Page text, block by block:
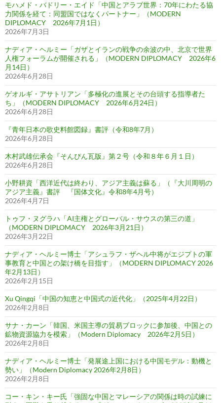
モハメド・バドリー・エイド「中国とアラブ世界：70年にわたる協
力関係を経て：同盟国ではなくパートナー」（MODERN
DIPLOMACY 2026年7月1日）
2026年7月3日
ナディア・ヘルミー「ガザとイランの戦争の余波の中、北京で世界
人権フォーラムが開催される」（MODERN DIPLOMACY 2026年6
月14日）
2026年6月28日
ゲオルギ・アサトリアン「多極化の進展とその台頭する指導者た
ち」（MODERN DIPLOMACY 2026年6月24日）
2026年6月28日
『青年日本の歌史料館図録』書評（令和8年7月）
2026年6月28日
木村武雄伝承会『そんぴん瓦版』第２号（令和８年６月１日）
2026年6月28日
小野耕資「西洋近代は終わり、アジア主義は蘇る」（『大川周明の
アジア主義』書評 『国体文化』令和8年4月号）
2026年4月7日
トゥフ・ヌグラハ「AI主権とグローバル・サウスの第三の道」
（MODERN DIPLOMACY 2026年3月21日）
2026年3月22日
ナディア・ヘルミー博士「アシュラフ・ザヘル中将がエジプトの軍
事教育と中国との架け橋を目指す」（MODERN DIPLOMACY 2026
年2月13日）
2026年2月15日
Xu Qingqi「中国の知恵と中国式の近代化」（2025年4月22日）
2026年2月8日
サナ・カーン「韓国、米国主導の貿易ブロックに参加後、中国との
鉱物資源協力を模索」（Modern Diplomacy 2026年2月5日）
2026年2月8日
ナディア・ヘルミー博士「発展途上国における中国モデル：動機と
勢い」（Modern Diplomacy 2026年2月8日）
2026年2月8日
コー・キン・キー氏「強固な中国とマレーシアの関係は時の試練に